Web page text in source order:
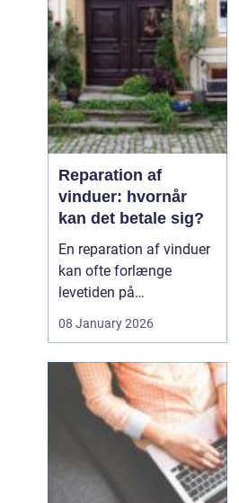
problemer på én gang.
Her kan en erfaren10
January 2026
Reparation af
vinduer: hvornår
kan det betale sig?
En reparation af vinduer
kan ofte forlænge
levetiden på
glas med mange år. For
valget mellem at
reparere eller udskifte
hele vinduet, og
beslutningen har både
08 January 2026